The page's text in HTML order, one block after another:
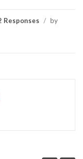
Responses / by